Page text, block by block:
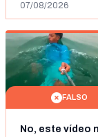
07/08/2026
FALSO
No, este vídeo